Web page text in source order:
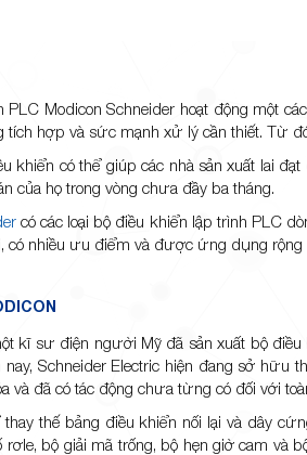
PLC Modicon Schneider hoạt động một
tích hợp và sức mạnh xử lý cần thiết. Từ
khiển có thể giúp các nhà sản xuất lai
của họ trong vòng chưa đầy ba tháng.
có các loại bộ điều khiển lập trình PLC
có nhiều ưu điểm và được ứng dụng rộng
kĩ sư điện người Mỹ đã sản xuất bộ
nay, Schneider Electric hiện đang sở
và đã có tác động chưa từng có đối với
thế bảng điều khiển nối lại và dây
rơle, bộ giải mã trống, bộ hẹn giờ cam